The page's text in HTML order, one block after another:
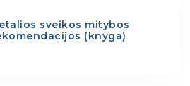
sveikos mitybos
(knyga)